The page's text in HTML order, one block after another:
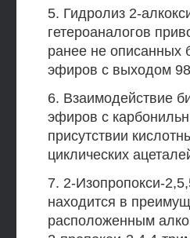
5. Гидролиз 2-
гетероаналогов
ранее не описанных
эфиров с выходом
6. Взаимодействие
эфиров с
присутствии
циклических
7. 2-Изопропокси-
находится в
расположенным